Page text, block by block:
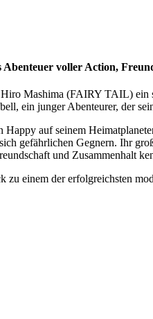
voller Action,
Mashima (FAIRY TAIL)
ein junger Abenteurer, der
auf seinem
gefährlichen Gegnern. Ihr
und Zusammenhalt
einem der erfolgreichsten